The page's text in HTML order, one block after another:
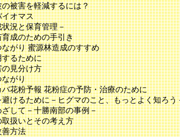
被害を軽減するには？
オマス
況と保育管理－
成のための手引き
がり 蜜源林造成のすすめ
るために
見分け方
がり
花粉予報 花粉症の予防・治療のために
けるために－ヒグマのこと、もっとよく知ろう
して－十勝南部の事例－
扱いとその考え方
方法